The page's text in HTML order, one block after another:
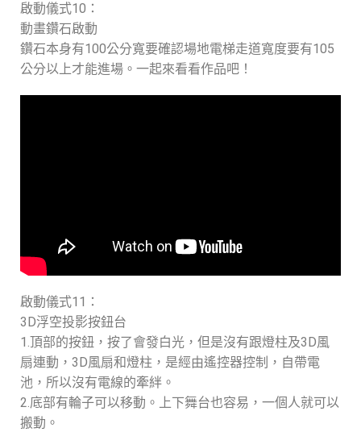
啟動儀式10：
動畫鑽石啟動
鑽石本身有100公分寬要確認場地電梯走道寬度要有105
公分以上才能進場。一起來看看作品吧！
啟動儀式11：
3D浮空投影按鈕台
1.頂部的按鈕，按了會發白光，但是沒有跟燈柱及3D風
扇連動，3D風扇和燈柱，是經由遙控器控制，自帶電
池，所以沒有電線的牽絆。
2.底部有輪子可以移動。上下舞台也容易，一個人就可以
搬動。